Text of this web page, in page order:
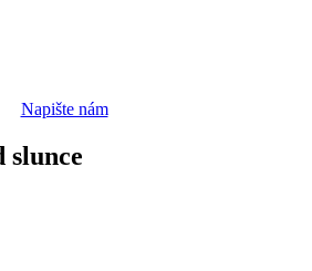
Napište nám
slunce